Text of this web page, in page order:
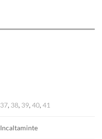
37, 38, 39,40,41
Incaltaminte